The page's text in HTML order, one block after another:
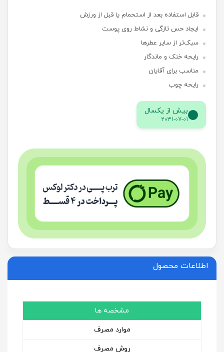
قابل استفاده بعد از استحمام یا قبل از ورزش
ایجاد حس تازگی و نشاط روی پوست
سبک‌تر از سایر عطرها
رایحه خنک و ماندگار
مناسب برای آقایان
رایحه چوب
بیش از یکسال
2031-07-01
اطلاعات محصول
مشخصه ها
موارد مصرف
روش مصرف